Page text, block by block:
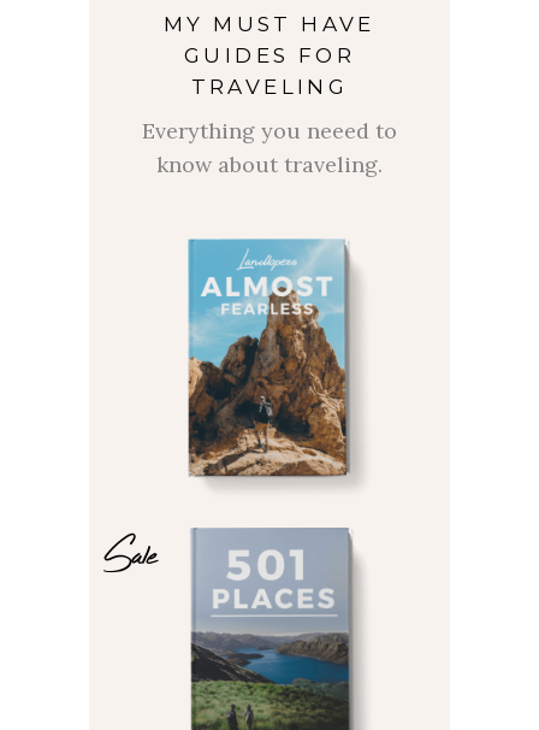
MY MUST HAVE
GUIDES FOR
TRAVELING
Everything you neeed to
know about traveling.
Sale
$ $